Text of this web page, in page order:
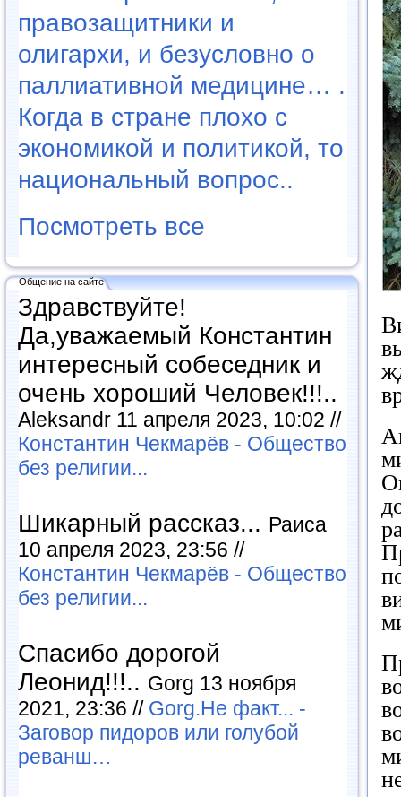
правозащитники и
олигархи, и безусловно о
паллиативной медицине… .
Когда в стране плохо с
экономикой и политикой, то
национальный вопрос..
Посмотреть все
Общение на сайте
Здравствуйте!
Да,уважаемый Константин
интересный собеседник и
очень хороший Человек!!!..
Aleksandr 11 апреля 2023, 10:02 //
Константин Чекмарёв - Общество
без религии...
Шикарный рассказ... Раиса
10 апреля 2023, 23:56 //
Константин Чекмарёв - Общество
без религии...
Спасибо дорогой
Леонид!!!.. Gorg 13 ноября
2021, 23:36 // Gorg.Не факт... -
Заговор пидоров или голубой
реванш…